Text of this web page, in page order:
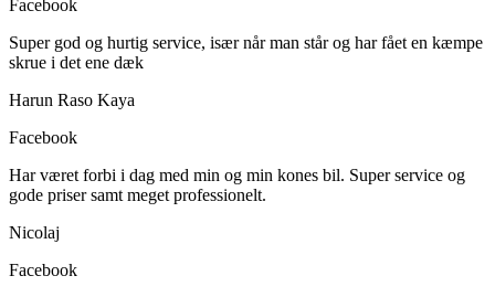
Facebook
Super god og hurtig service, især når man står og har fået en kæmpe
skrue i det ene dæk
Harun Raso Kaya
Facebook
Har været forbi i dag med min og min kones bil. Super service og
gode priser samt meget professionelt.
Nicolaj
Facebook